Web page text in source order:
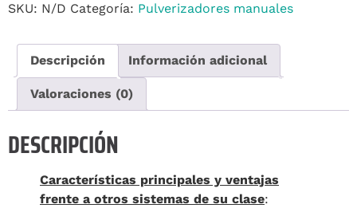
SKU: N/D Categoría: Pulverizadores manuales
Descripción Información adicional
Valoraciones (0)
DESCRIPCIÓN
Características principales y ventajas
frente a otros sistemas de su clase: